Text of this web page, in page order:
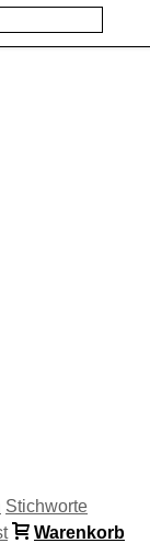
Stichworte
Warenkorb